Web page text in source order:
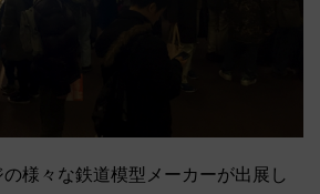
様々な鉄道模型メーカーが出展し